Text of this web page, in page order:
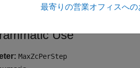
intensive.
Use
MaxZcPerStep
最寄りの営業オフィスへ